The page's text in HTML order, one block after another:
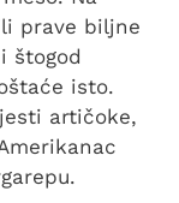
prave biljne
štogod
isto.
artičoke,